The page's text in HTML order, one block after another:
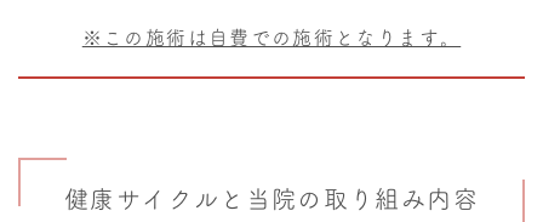
※この施術は自費での施術となります。
健康サイクルと当院の取り組み内容